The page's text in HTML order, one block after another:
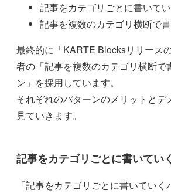
記事をカテゴリごとに書いて
記事を複数のカテゴリ横断で
最終的に「KARTE Blocksリリース
者の「記事を複数のカテゴリ横断で
ン」を採用しています。
それぞれのパターンのメリットとデ
見ていきます。
記事をカテゴリごとに書いてい
「記事をカテゴリごとに書いていく